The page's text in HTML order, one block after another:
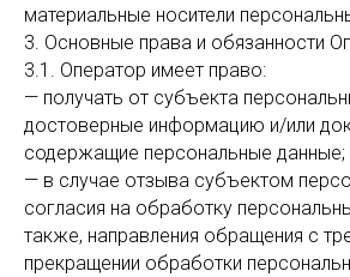
материальные носители
3. Основные права и обязанности
3.1. Оператор имеет право:
— получать от субъекта
достоверные информацию и/или
содержащие персональные данные;
— в случае отзыва субъектом
согласия на обработку
также, направления обращения с
прекращении обработки